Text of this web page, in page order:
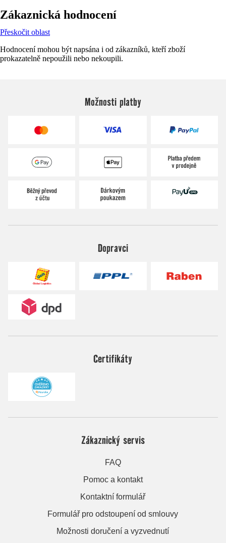
Zákaznická hodnocení
Přeskočit oblast
Hodnocení mohou být napsána i od zákazníků, kteří zboží
prokazatelně nepoužili nebo nekoupili.
Možnosti platby
Dopravci
Certifikáty
Zákaznický servis
FAQ
Pomoc a kontakt
Kontaktní formulář
Formulář pro odstoupení od smlouvy
Možnosti doručení a vyzvednutí